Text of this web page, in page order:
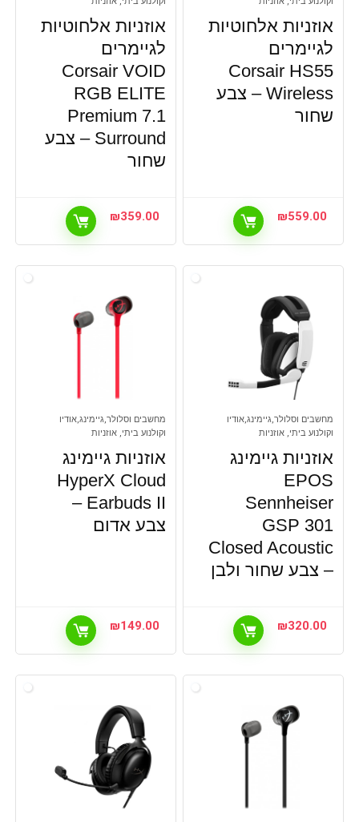
אוזניות אלחוטיות
לגיימרים
Corsair HS55
Wireless – צבע
שחור
₪559.00
אוזניות אלחוטיות
לגיימרים
Corsair VOID
RGB ELITE
Premium 7.1
Surround – צבע
שחור
₪359.00
מחשבים וסלולר,גיימינג,אודיו
וקולנוע ביתי, אוזניות
אוזניות גיימינג
EPOS
Sennheiser
GSP 301
Closed Acoustic
– צבע שחור ולבן
₪320.00
מחשבים וסלולר,גיימינג,אודיו
וקולנוע ביתי, אוזניות
אוזניות גיימינג
HyperX Cloud
Earbuds II –
צבע אדום
₪149.00